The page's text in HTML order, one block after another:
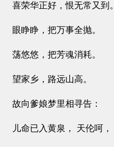
喜荣华正好，恨无常又到。
眼睁睁，把万事全抛。
荡悠悠，把芳魂消耗。
望家乡，路远山高。
故向爹娘梦里相寻告：
儿命已入黄泉， 天伦呵，